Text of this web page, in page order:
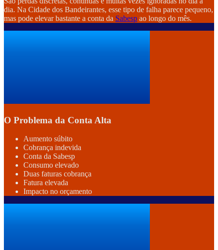
dia. Na Cidade dos Bandeirantes, esse tipo de falha parece pequeno,
mas pode elevar bastante a conta da Sabesp ao longo do mês.
O Problema da Conta Alta
Aumento súbito
Cobrança indevida
Conta da Sabesp
Consumo elevado
Duas faturas cobrança
Fatura elevada
Impacto no orçamento